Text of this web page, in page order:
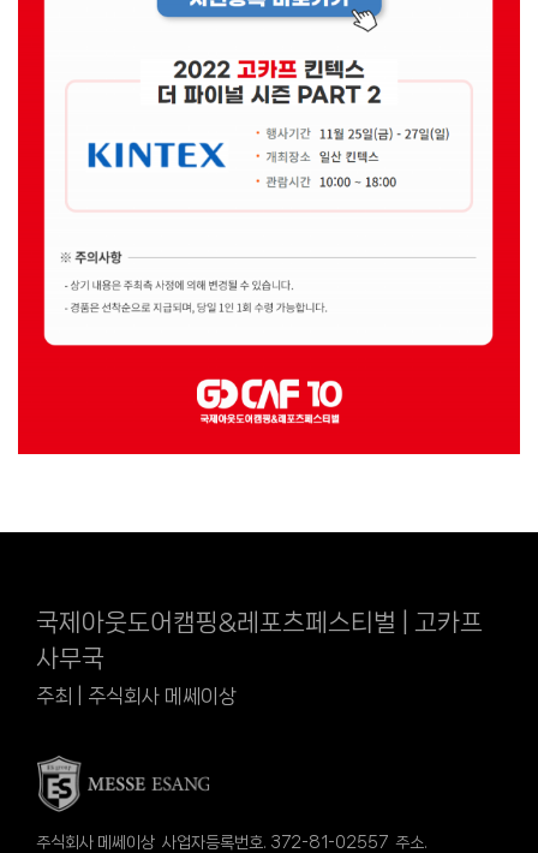
국제아웃도어캠핑&레포츠페스티벌 | 고카프
사무국
주최 | 주식회사 메쎄이상
주식회사 메쎄이상 사업자등록번호. 372-81-02557 주소.